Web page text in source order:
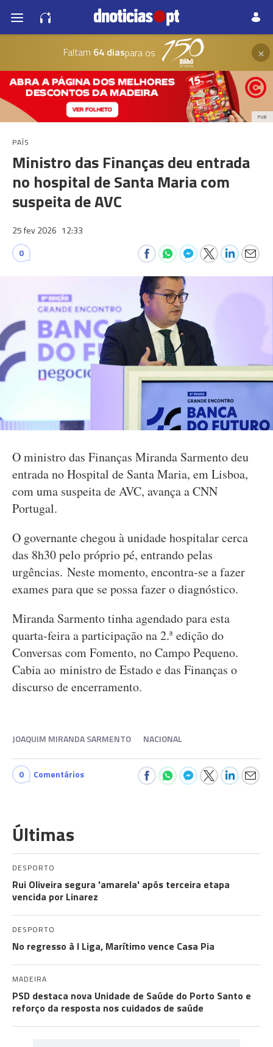
Faltam 64 diaspara os ×
PUB
PAÍS
Ministro das Finanças deu entrada
no hospital de Santa Maria com
suspeita de AVC
25 fev 2026 12:33
0
O ministro das Finanças Miranda Sarmento deu
entrada no Hospital de Santa Maria, em Lisboa,
com uma suspeita de AVC, avança a CNN
Portugal.
O governante chegou à unidade hospitalar cerca
das 8h30 pelo próprio pé, entrando pelas
urgências. Neste momento, encontra-se a fazer
exames para que se possa fazer o diagnóstico.
Miranda Sarmento tinha agendado para esta
quarta-feira a participação na 2.ª edição do
Conversas com Fomento, no Campo Pequeno.
Cabia ao ministro de Estado e das Finanças o
discurso de encerramento.
JOAQUIM MIRANDA SARMENTO NACIONAL
0 Comentários
Últimas
DESPORTO
Rui Oliveira segura 'amarela' após terceira etapa
vencida por Linarez
DESPORTO
No regresso à I Liga, Marítimo vence Casa Pia
MADEIRA
PSD destaca nova Unidade de Saúde do Porto Santo e
reforço da resposta nos cuidados de saúde